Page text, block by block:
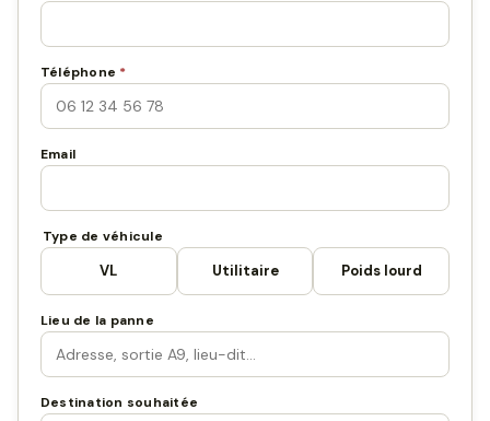
Téléphone *
Email
Type de véhicule
VL Utilitaire Poids lourd
Lieu de la panne
Destination souhaitée